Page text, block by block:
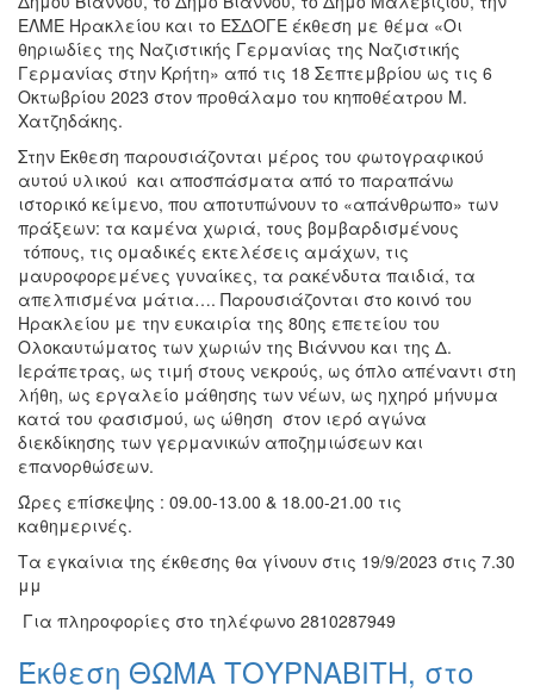
ΔΗΜΟΣ
ΠΟΛΙΤΙΣΜΟΣ
ΑΝΘΕΚΤΙΚΗ
ΕΛΜΕ Ηρακλείου και το ΕΣΔΟΓΕ έκθεση με θέμα «Οι
θηριωδίες της Ναζιστικής Γερμανίας της Ναζιστικής
Γερμανίας στην Κρήτη» από τις 18 Σεπτεμβρίου ως τις 6
Οκτωβρίου 2023 στον προθάλαμο του κηποθέατρου Μ.
Χατζηδάκης.
Στην Έκθεση παρουσιάζονται μέρος του φωτογραφικού
αυτού υλικού και αποσπάσματα από το παραπάνω
ιστορικό κείμενο, που αποτυπώνουν το «απάνθρωπο» των
πράξεων: τα καμένα χωριά, τους βομβαρδισμένους
τόπους, τις ομαδικές εκτελέσεις αμάχων, τις
μαυροφορεμένες γυναίκες, τα ρακένδυτα παιδιά, τα
απελπισμένα μάτια…. Παρουσιάζονται στο κοινό του
Ηρακλείου με την ευκαιρία της 80ης επετείου του
Ολοκαυτώματος των χωριών της Βιάννου και της Δ.
Ιεράπετρας, ως τιμή στους νεκρούς, ως όπλο απέναντι στη
λήθη, ως εργαλείο μάθησης των νέων, ως ηχηρό μήνυμα
κατά του φασισμού, ως ώθηση στον ιερό αγώνα
διεκδίκησης των γερμανικών αποζημιώσεων και
επανορθώσεων.
Ώρες επίσκεψης : 09.00-13.00 & 18.00-21.00 τις
καθημερινές.
Τα εγκαίνια της έκθεσης θα γίνουν στις 19/9/2023 στις 7.30
μμ
Για πληροφορίες στο τηλέφωνο 2810287949
Έκθεση ΘΩΜΑ ΤΟΥΡΝΑΒΙΤΗ, στο